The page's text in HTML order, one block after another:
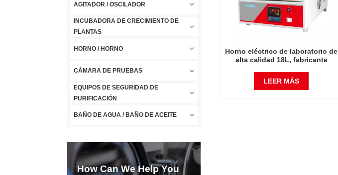
AGITADOR / OSCILADOR
INCUBADORA DE CRECIMIENTO DE
PLANTAS
HORNO / HORNO
CÁMARA DE PRUEBAS
EQUIPOS DE SEGURIDAD DE
PURIFICACIÓN
BAÑO DE AGUA / BAÑO DE ACEITE
How Can We Help You
Horno eléctrico de laboratorio de
alta calidad 18L, fabricante
económicos de 1200 grados
Celsius
LEER MÁS